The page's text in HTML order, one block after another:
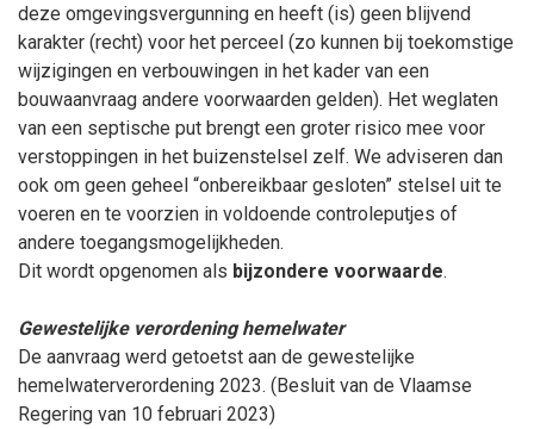
deze omgevingsvergunning en heeft (is) geen blijvend
karakter (recht) voor het perceel (zo kunnen bij toekomstige
wijzigingen en verbouwingen in het kader van een
bouwaanvraag andere voorwaarden gelden). Het weglaten
van een septische put brengt een groter risico mee voor
verstoppingen in het buizenstelsel zelf. We adviseren dan
ook om geen geheel “onbereikbaar gesloten” stelsel uit te
voeren en te voorzien in voldoende controleputjes of
andere toegangsmogelijkheden.
Dit wordt opgenomen als bijzondere voorwaarde.
Gewestelijke verordening hemelwater
De aanvraag werd getoetst aan de gewestelijke
hemelwaterverordening 2023. (Besluit van de Vlaamse
Regering van 10 februari 2023)